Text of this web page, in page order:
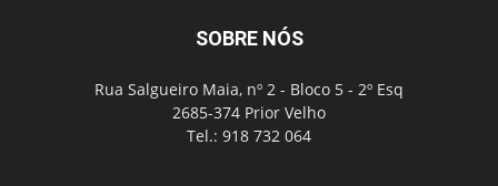
SOBRE NÓS
Rua Salgueiro Maia, nº 2 - Bloco 5 - 2º Esq
2685-374 Prior Velho
Tel.: 918 732 064